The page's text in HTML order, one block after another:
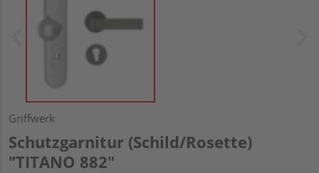
Griffwerk
Schutzgarnitur (Schild/Rosette)
"TITANO 882"